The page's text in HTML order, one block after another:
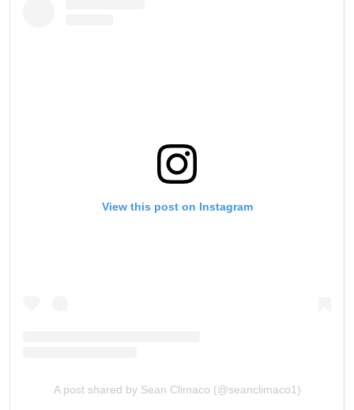
View this post on Instagram
A post shared by Sean Climaco (@seanclimaco1)